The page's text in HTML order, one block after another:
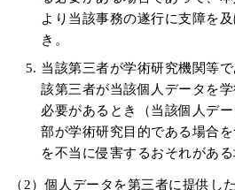
より当該事務の遂行に支障を
き。
当該第三者が学術研究機関等
該第三者が当該個人データを
必要があるとき（当該個人デ
部が学術研究目的である場合
を不当に侵害するおそれがある
（2）個人データを第三者に提供し